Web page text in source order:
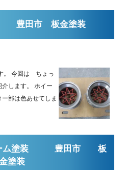
豊田市 板金塗装
。 今回は ちょっ
します。 ホイー
部は色あせてしま
ーム塗装 豊田市 板
塗装